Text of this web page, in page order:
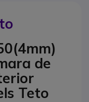
de
Teto